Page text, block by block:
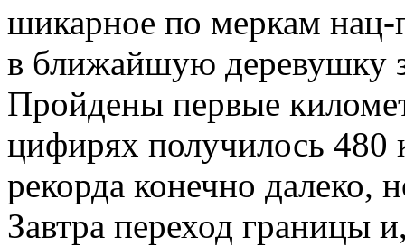
шикарное по меркам нац-
в ближайшую деревушку
Пройдены первые
цифирях получилось 480
рекорда конечно далеко,
Завтра переход границы